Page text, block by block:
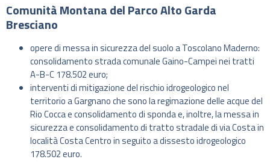
Comunità Montana del Parco Alto Garda
Bresciano
opere di messa in sicurezza del suolo a Toscolano Maderno:
consolidamento strada comunale Gaino-Campei nei tratti
A-B-C 178.502 euro;
interventi di mitigazione del rischio idrogeologico nel
territorio a Gargnano che sono la regimazione delle acque del
Rio Cocca e consolidamento di sponda e, inoltre, la messa in
sicurezza e consolidamento di tratto stradale di via Costa in
località Costa Centro in seguito a dissesto idrogeologico
178.502 euro.